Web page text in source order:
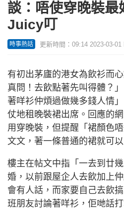
談：唔使穿晚裝最
Juicy叮
時事熱話 更新時間：09:14 2023-03-01
有初出茅廬的港女為飲衫而
真問！去飲點著先叫得體？
著咩衫仲煩過做幾多錢人情
仗地租晚裝裙出席。回應的
用穿晚裝，但提醒「裙顏色
文文，著一條普通的裙就可
樓主在帖文中指「一去到廿
婚，以前跟屋企人去飲加上
會有人話，而家要自己去飲
班朋友討論著咩衫，佢哋話